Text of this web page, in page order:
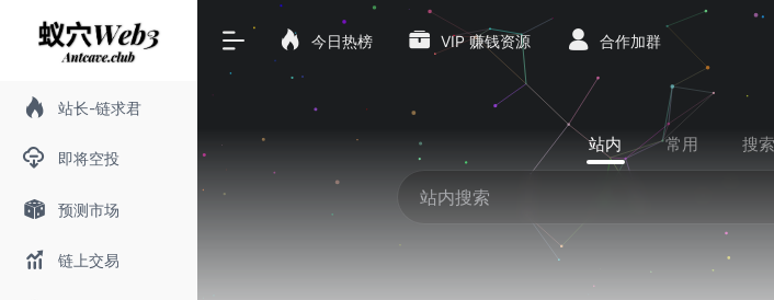
站长-链求君
即将空投
预测市场
链上交易
今日热榜 VIP 赚钱资源 合作加群
站内 常用 搜索